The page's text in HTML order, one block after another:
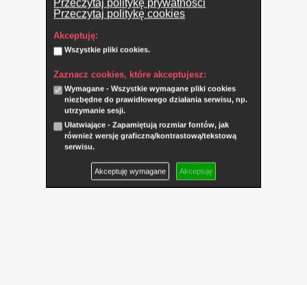
Przeczytaj politykę prywatności
Przeczytaj politykę cookies
Akceptuję:
Wszystkie pliki cookies.
Zaznacz cookies, które akceptujesz:
Wymagane - Wszystkie wymagane pliki cookies
niezbędne do prawidłowego działania serwisu, np.
utrzymanie sesji.
Ułatwiające - Zapamiętują rozmiar fontów, jak
również wersję graficzną/kontrastową/tekstową
serwisu.
Akceptuję wymagane Akceptuję